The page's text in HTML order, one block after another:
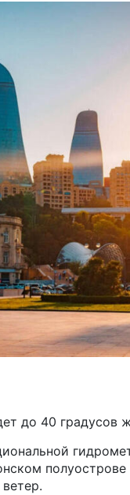
до 40 градусов